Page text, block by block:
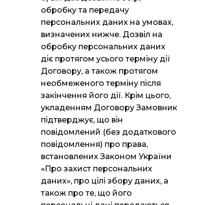
обробку та передачу
персональних даних на умовах,
визначених нижче. Дозвіл на
обробку персональних даних
діє протягом усього терміну дії
Договору, а також протягом
необмеженого терміну після
закінчення його дії. Крім цього,
укладенням Договору Замовник
підтверджує, що він
повідомлений (без додаткового
повідомлення) про права,
встановлених Законом України
«Про захист персональних
даних», про цілі збору даних, а
також про те, що його